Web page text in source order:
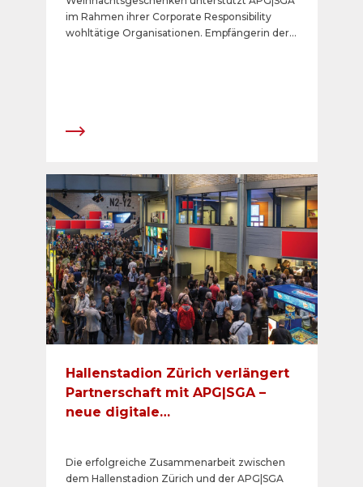
im Rahmen ihrer Corporate Responsibility
wohltätige Organisationen. Empfängerin der
ihrer Krankheit. Mehr Luft fürs Leben!
Hallenstadion Zürich verlängert
Partnerschaft mit APG|SGA –
neue digitale
Die erfolgreiche Zusammenarbeit zwischen
dem Hallenstadion Zürich und der APG|SGA